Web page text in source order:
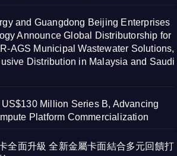
and Guangdong Beijing Enterprises
Announce Global Distributorship for
AGS Municipal Wastewater Solutions,
Distribution in Malaysia and Saudi
Million Series B, Advancing
Platform Commercialization
全面升級 全新金屬卡面結合多元回饋打